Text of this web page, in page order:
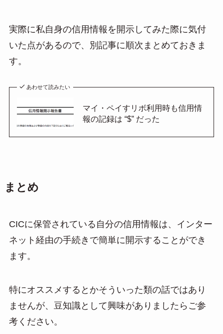
実際に私自身の信用情報を開示してみた際に気付
いた点があるので、別記事に順次まとめておきま
す。
あわせて読みたい
マイ・ペイすリボ利用時も信用情
報の記録は “$” だった
まとめ
CICに保管されている自分の信用情報は、インター
ネット経由の手続きで簡単に開示することができ
ます。
特にオススメするとかそういった類の話ではあり
ませんが、豆知識として興味がありましたらご参
考ください。